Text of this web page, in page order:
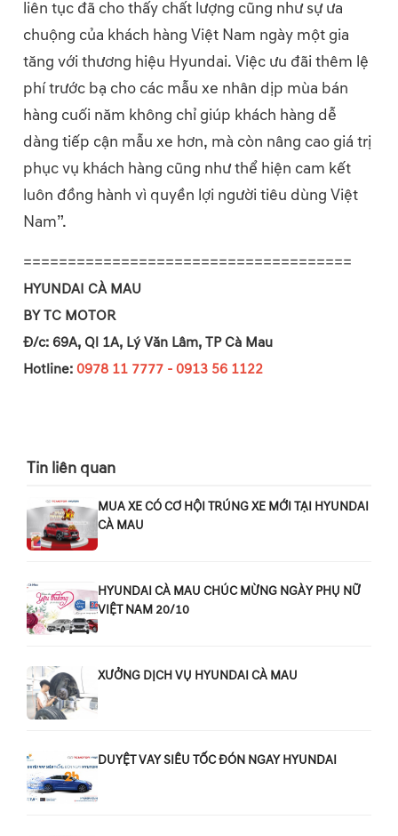
liên tục đã cho thấy chất lượng cũng như sự ưa
chuộng của khách hàng Việt Nam ngày một gia
tăng với thương hiệu Hyundai. Việc ưu đãi thêm lệ
phí trước bạ cho các mẫu xe nhân dịp mùa bán
hàng cuối năm không chỉ giúp khách hàng dễ
dàng tiếp cận mẫu xe hơn, mà còn nâng cao giá trị
phục vụ khách hàng cũng như thể hiện cam kết
luôn đồng hành vì quyền lợi người tiêu dùng Việt
Nam”.
=====================================
HYUNDAI CÀ MAU
BY TC MOTOR
Đ/c: 69A, Ql 1A, Lý Văn Lâm, TP Cà Mau
Hotline: 0978 11 7777 - 0913 56 1122
Tin liên quan
MUA XE CÓ CƠ HỘI TRÚNG XE MỚI TẠI HYUNDAI
CÀ MAU
HYUNDAI CÀ MAU CHÚC MỪNG NGÀY PHỤ NỮ
VIỆT NAM 20/10
XƯỞNG DỊCH VỤ HYUNDAI CÀ MAU
DUYỆT VAY SIÊU TỐC ĐÓN NGAY HYUNDAI